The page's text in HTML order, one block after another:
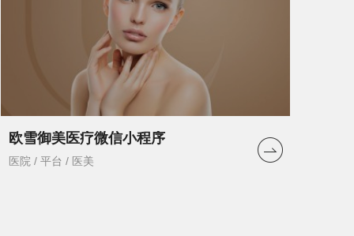
欧雪御美医疗微信小程序
医院 / 平台 / 医美